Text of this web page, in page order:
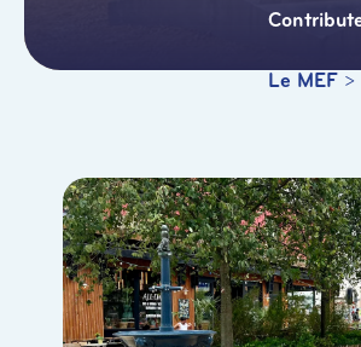
Le MEF >